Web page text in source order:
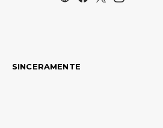
SINCERAMENTE